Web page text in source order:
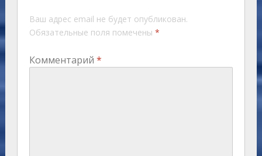
Ваш адрес email не будет опубликован.
Обязательные поля помечены *
Комментарий *